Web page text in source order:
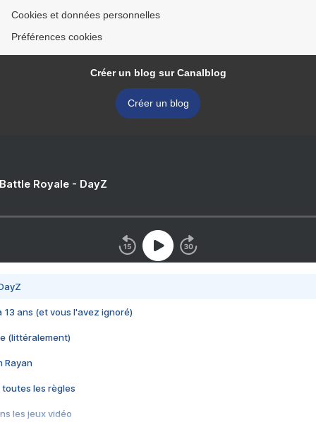
Cookies et données personnelles
Préférences cookies
Créer un blog sur Canalblog
Créer un blog
Royale - DayZ
13 ans (et vous l'avez ignoré)
(littéralement)
Rayan
toutes les règles
les jeux vidéo